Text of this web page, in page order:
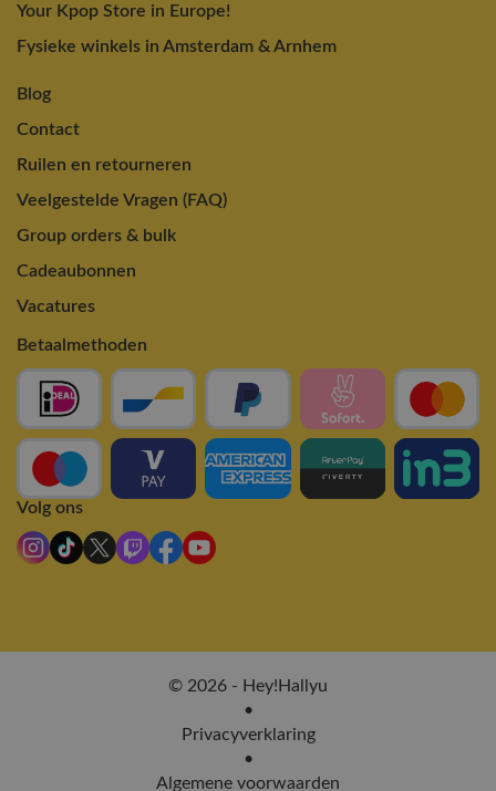
Your Kpop Store in Europe!
Fysieke winkels in Amsterdam & Arnhem
Blog
Contact
Ruilen en retourneren
Veelgestelde Vragen (FAQ)
Group orders & bulk
Cadeaubonnen
Vacatures
Betaalmethoden
Volg ons
© 2026 - Hey!Hallyu
•
Privacyverklaring
•
Algemene voorwaarden